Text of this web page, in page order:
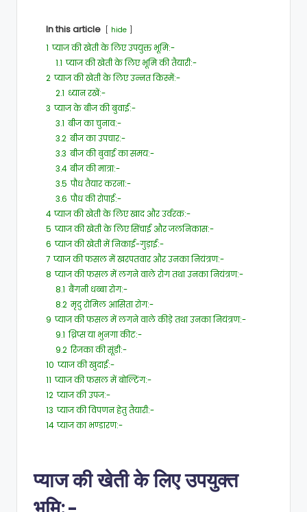
In this article hide
1 प्याज की खेती के लिए उपयुक्त भूमि:-
1.1 प्याज की खेती के लिए भूमि की तैयारी:-
2 प्याज की खेती के लिए उन्नत किस्में:-
2.1 ध्यान रखें:-
3 प्याज के बीज की बुवाई:-
3.1 बीज का चुनाव:-
3.2 बीज का उपचार:-
3.3 बीज की बुवाई का समय:-
3.4 बीज की मात्रा:-
3.5 पौध तैयार करना:-
3.6 पौध की रोपाई:-
4 प्याज की खेती के लिए खाद और उर्वरक:-
5 प्याज की खेती के लिए सिंचाई और जलनिकास:-
6 प्याज की खेती में निकाई-गुड़ाई:-
7 प्याज की फसल में खरपतवार और उनका नियंत्रण:-
8 प्याज की फसल में लगने वाले रोग तथा उनका नियंत्रण:-
8.1 बैंगनी धब्बा रोग:-
8.2 मृदु रोमिल आसिता रोग:-
9 प्याज की फसल में लगने वाले कीड़े तथा उनका नियंत्रण:-
9.1 थ्रिप्स या भुनगा कीट:-
9.2 रिजका की सूंडी:-
10 प्याज की खुदाई:-
11 प्याज की फसल में बोल्टिंग:-
12 प्याज की उपज:-
13 प्याज की विपणन हेतु तैयारी:-
14 प्याज का भण्डारण:-
प्याज की खेती के लिए उपयुक्त